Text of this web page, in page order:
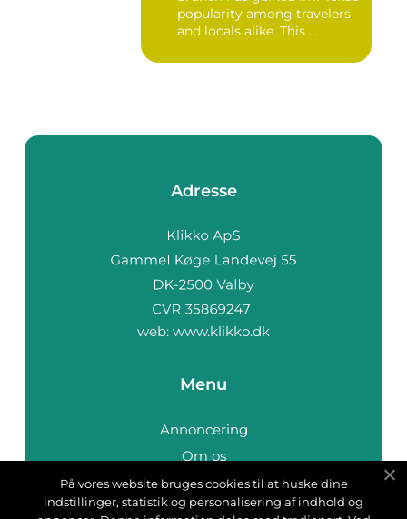
popularity among travelers
and locals alike. This ...
Adresse
web: www.klikko.dk
Menu
Annoncering
Om os
Cookies
Kontakt os
På vores website bruges cookies til at huske dine
indstillinger, statistik og personalisering af indhold og